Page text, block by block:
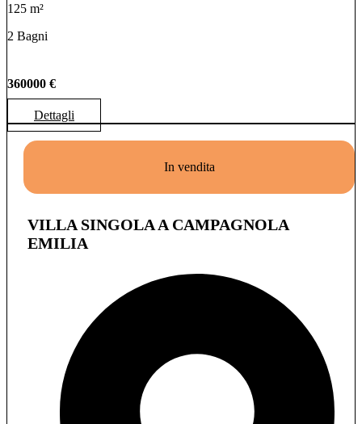
125 m²
2 Bagni
360000 €
Dettagli
In vendita
VILLA SINGOLA A CAMPAGNOLA
EMILIA